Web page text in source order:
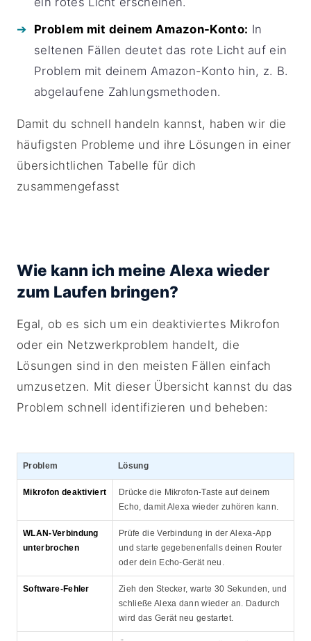
Problem mit deinem Amazon-Konto: In
seltenen Fällen deutet das rote Licht auf ein
Problem mit deinem Amazon-Konto hin, z. B.
abgelaufene Zahlungsmethoden.
Damit du schnell handeln kannst, haben wir die
häufigsten Probleme und ihre Lösungen in einer
übersichtlichen Tabelle für dich
zusammengefasst
Wie kann ich meine Alexa wieder
zum Laufen bringen?
Egal, ob es sich um ein deaktiviertes Mikrofon
oder ein Netzwerkproblem handelt, die
Lösungen sind in den meisten Fällen einfach
umzusetzen. Mit dieser Übersicht kannst du das
Problem schnell identifizieren und beheben:
Problem Lösung
Mikrofon deaktiviert
Drücke die Mikrofon-Taste auf deinem
Echo, damit Alexa wieder zuhören kann.
WLAN-Verbindung
unterbrochen
Prüfe die Verbindung in der Alexa-App
und starte gegebenenfalls deinen Router
oder dein Echo-Gerät neu.
Software-Fehler
Zieh den Stecker, warte 30 Sekunden, und
schließe Alexa dann wieder an. Dadurch
wird das Gerät neu gestartet.